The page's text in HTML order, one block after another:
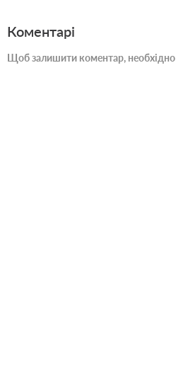
Коментарі
Щоб залишити коментар, необхідно